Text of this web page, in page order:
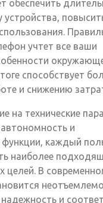
обеспечить
устройства,
учтет все ваши
способствует
и снижению
на технические
и
каждый
наиболее
целей. В
и